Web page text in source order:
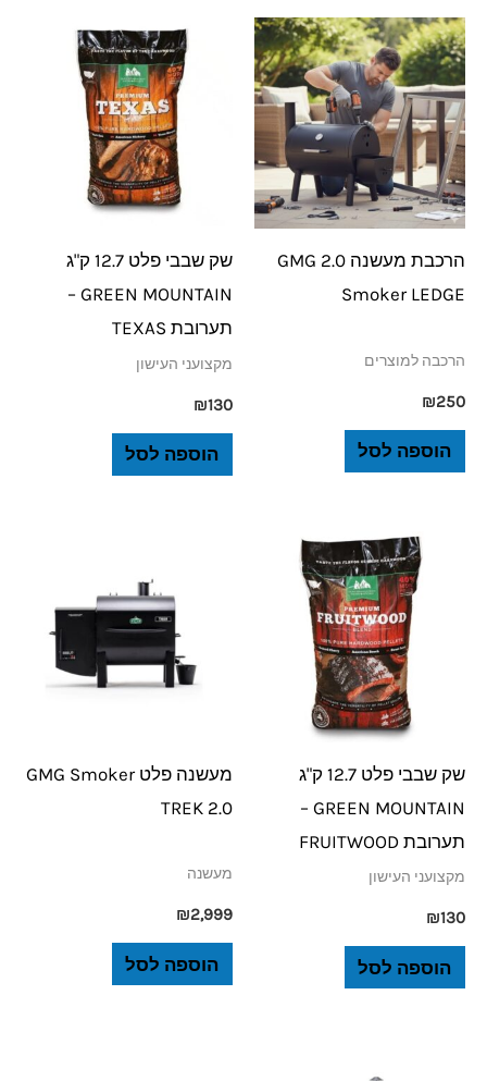
הרכבת מעשנה 2.0 GMG
Smoker LEDGE
הרכבה למוצרים
₪250
הוספה לסל
שק שבבי פלט 12.7 ק"ג
GREEN MOUNTAIN –
תערובת TEXAS
מקצועני העישון
₪130
הוספה לסל
שק שבבי פלט 12.7 ק"ג
GREEN MOUNTAIN –
תערובת FRUITWOOD
מקצועני העישון
₪130
הוספה לסל
מעשנה פלט GMG Smoker
TREK 2.0
מעשנה
₪2,999
הוספה לסל